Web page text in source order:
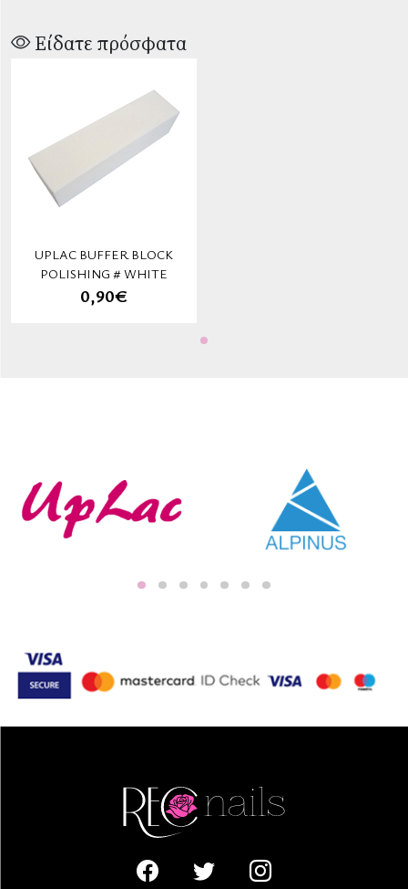
Είδατε πρόσφατα
UPLAC BUFFER BLOCK
POLISHING # WHITE
0,90€